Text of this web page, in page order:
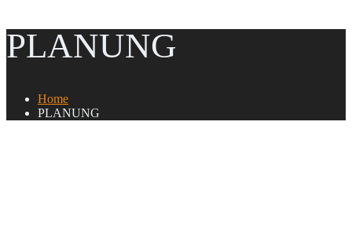
PLANUNG
Home
PLANUNG